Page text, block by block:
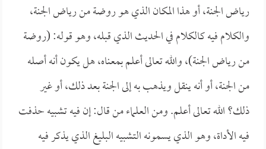
رياض الجنة، أو هذا المكان الذي هو روضة من رياض الجنة،
والكلام فيه كالكلام في الحديث الذي قبله، وهو قوله: (روضة
من رياض الجنة)، والله تعالى أعلم بمعناه، هل يكون أنه أصله
من الجنة، أو أنه ينقل ويذهب به إلى الجنة بعد ذلك، أو غير
ذلك؟ الله تعالى أعلم. ومن العلماء من قال: إن فيه تشبيه حذفت
فيه الأداة، وهو الذي يسمونه التشبيه البليغ الذي يذكر فيه